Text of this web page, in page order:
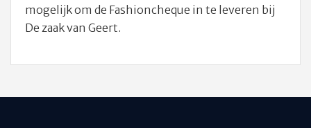
mogelijk om de Fashioncheque in te leveren bij
De zaak van Geert.